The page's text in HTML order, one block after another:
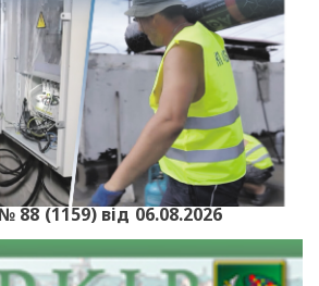
88 (1159) від 06.08.2026